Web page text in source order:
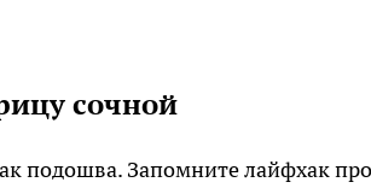
сочной
подошва. Запомните лайфхак